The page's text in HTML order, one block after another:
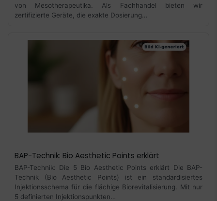
von Mesotherapeutika. Als Fachhandel bieten wir
zertifizierte Geräte, die exakte Dosierung…
BAP-Technik: Bio Aesthetic Points erklärt
BAP-Technik: Die 5 Bio Aesthetic Points erklärt Die BAP-
Technik (Bio Aesthetic Points) ist ein standardisiertes
Injektionsschema für die flächige Biorevitalisierung. Mit nur
5 definierten Injektionspunkten…